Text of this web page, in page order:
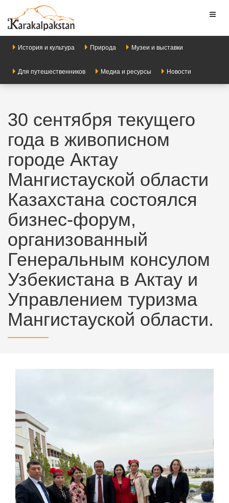
История и культура Природа Музеи и выставки
Для путешественников Медиа и ресурсы Новости
30 сентября текущего
года в живописном
городе Актау
Мангистауской области
Казахстана состоялся
бизнес-форум,
организованный
Генеральным консулом
Узбекистана в Актау и
Управлением туризма
Мангистауской области.